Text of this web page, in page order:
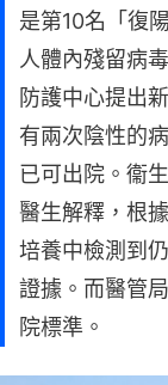
是第10名「復
人體內殘留病
防護中心提出
有兩次陰性的
已可出院。衞
醫生解釋，根
培養中檢測到
證據。而醫管
院標準。